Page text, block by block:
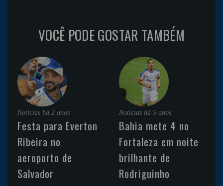
VOCÊ PODE GOSTAR TAMBÉM
Noticias há 2 anos
Festa para Everton
Ribeira no
aeroporto de
Salvador
Noticias há 5 anos
Bahia mete 4 no
Fortaleza em noite
brilhante de
Rodriguinho